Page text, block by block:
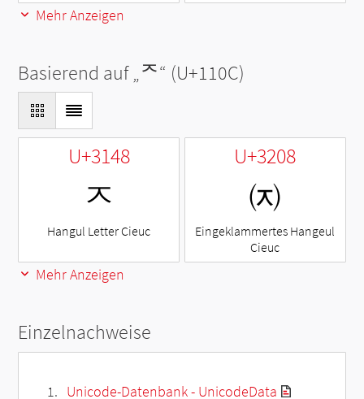
Mehr Anzeigen
Basierend auf „ᄌ“ (U+110C)
U+3148
ㅈ
Hangul Letter Cieuc
U+3208
㈈
Eingeklammertes Hangeul
Cieuc
Mehr Anzeigen
Einzelnachweise
Unicode-Datenbank - UnicodeData